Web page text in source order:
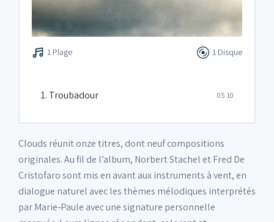
1 Plage 1 Disque
1. Troubadour 05:10
Clouds réunit onze titres, dont neuf compositions
originales. Au fil de l’album, Norbert Stachel et Fred De
Cristofaro sont mis en avant aux instruments à vent, en
dialogue naturel avec les thèmes mélodiques interprétés
par Marie‑Paule avec une signature personnelle